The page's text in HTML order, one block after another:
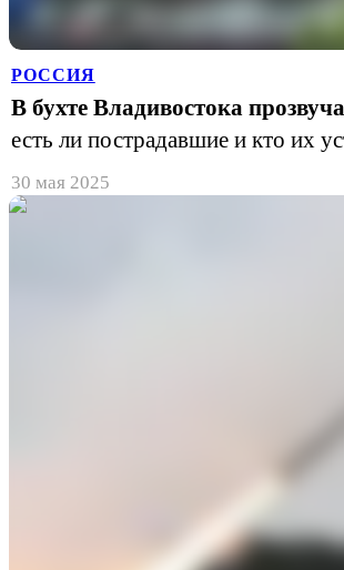
РОССИЯ
В бухте Владивостока
есть ли пострадавшие и кто их
30 мая 2025